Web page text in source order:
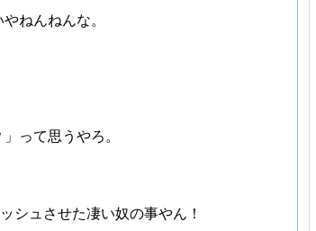
ねんねんな。
って思うやろ。
シュさせた凄い奴の事やん！